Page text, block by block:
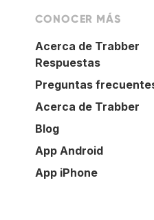
CONOCER MÁS
Acerca de Trabber
Respuestas
Preguntas
Acerca de Trabber
Blog
App Android
App iPhone